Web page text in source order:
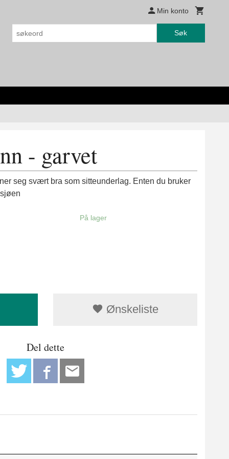
Min konto
Søk
- garvet
seg svært bra som sitteunderlag. Enten du bruker
På lager
Ønskeliste
Del dette